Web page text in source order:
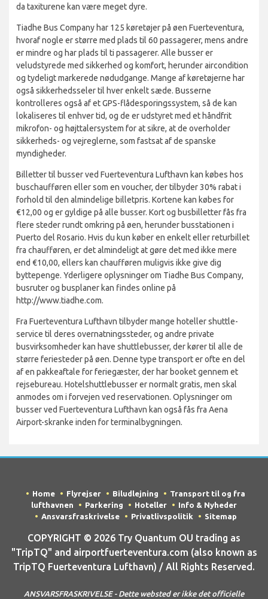
da taxiturene kan være meget dyre.
Tiadhe Bus Company har 125 køretøjer på øen Fuerteventura,
hvoraf nogle er større med plads til 60 passagerer, mens andre
er mindre og har plads til ti passagerer. Alle busser er
veludstyrede med sikkerhed og komfort, herunder aircondition
og tydeligt markerede nødudgange. Mange af køretøjerne har
også sikkerhedsseler til hver enkelt sæde. Busserne
kontrolleres også af et GPS-flådesporingssystem, så de kan
lokaliseres til enhver tid, og de er udstyret med et håndfrit
mikrofon- og højttalersystem for at sikre, at de overholder
sikkerheds- og vejreglerne, som fastsat af de spanske
myndigheder.
Billetter til busser ved Fuerteventura Lufthavn kan købes hos
buschaufføren eller som en voucher, der tilbyder 30% rabat i
forhold til den almindelige billetpris. Kortene kan købes for
€12,00 og er gyldige på alle busser. Kort og busbilletter fås fra
flere steder rundt omkring på øen, herunder busstationen i
Puerto del Rosario. Hvis du kun køber en enkelt eller returbillet
fra chaufføren, er det almindeligt at gøre det med ikke mere
end €10,00, ellers kan chaufføren muligvis ikke give dig
byttepenge. Yderligere oplysninger om Tiadhe Bus Company,
busruter og busplaner kan findes online på
http://www.tiadhe.com.
Fra Fuerteventura Lufthavn tilbyder mange hoteller shuttle-
service til deres overnatningssteder, og andre private
busvirksomheder kan have shuttlebusser, der kører til alle de
større feriesteder på øen. Denne type transport er ofte en del
af en pakkeaftale for feriegæster, der har booket gennem et
rejsebureau. Hotelshuttlebusser er normalt gratis, men skal
anmodes om i forvejen ved reservationen. Oplysninger om
busser ved Fuerteventura Lufthavn kan også fås fra Aena
Airport-skranke inden for terminalbygningen.
Home Flyrejser Biludlejning
Transport til og fra
lufthavnen
Parkering Hoteller
Info & Nyheder
Ansvarsfraskrivelse
Privatlivspolitik Sitemap
COPYRIGHT © 2026 Try Quantum OU trading as
"TripTQ" and airportfuerteventura.com (also known as
TripTQ Fuerteventura Lufthavn) / All Rights Reserved.
ANSVARSFRASKRIVELSE - Dette websted er ikke det officielle